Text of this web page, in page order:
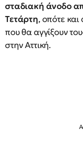
σταδιακή άνοδο
Τετάρτη, οπότε και
που θα αγγίξουν
στην Αττική.